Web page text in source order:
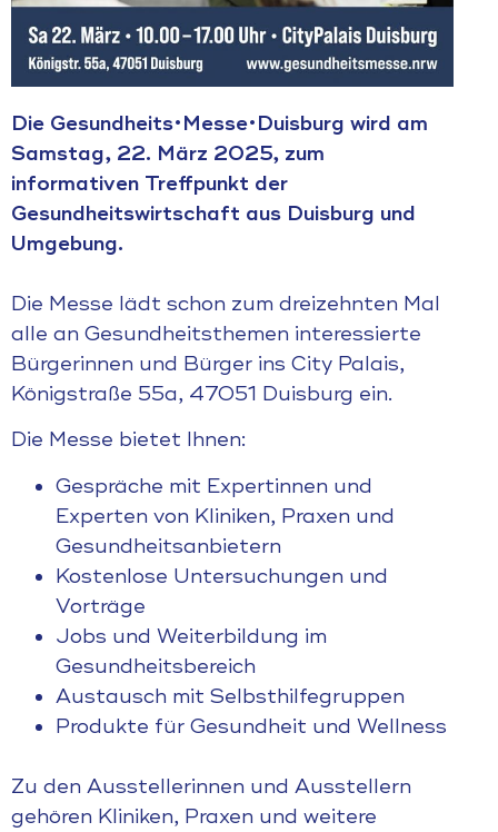
Die Gesundheits•Messe•Duisburg wird am
Samstag, 22. März 2025, zum
informativen Treffpunkt der
Gesundheitswirtschaft aus Duisburg und
Umgebung.
Die Messe lädt schon zum dreizehnten Mal
alle an Gesundheitsthemen interessierte
Bürgerinnen und Bürger ins City Palais,
Königstraße 55a, 47051 Duisburg ein.
Die Messe bietet Ihnen:
Gespräche mit Expertinnen und
Experten von Kliniken, Praxen und
Gesundheitsanbietern
Kostenlose Untersuchungen und
Vorträge
Jobs und Weiterbildung im
Gesundheitsbereich
Austausch mit Selbsthilfegruppen
Produkte für Gesundheit und Wellness
Zu den Ausstellerinnen und Ausstellern
gehören Kliniken, Praxen und weitere